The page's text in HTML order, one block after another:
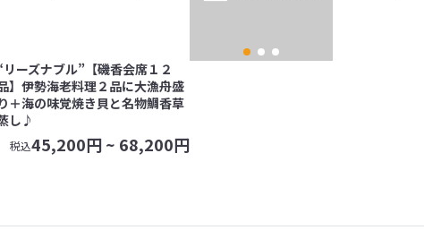
リーズナブル”【磯香会席１２
】伊勢海老料理２品に大漁舟盛
＋海の味覚焼き貝と名物鯛香草
し♪
税込45,200円 ~ 68,200円